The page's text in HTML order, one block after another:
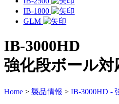
IB-1800
GLM
IB-3000HD
強化段ボール
Home > 製品情報 > IB-3000HD -